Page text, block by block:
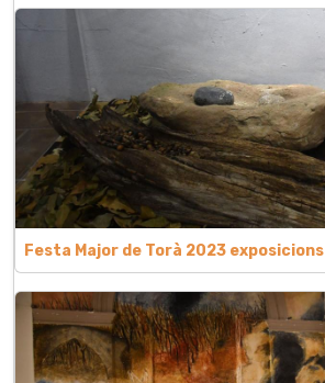
Festa Major de Torà 2023 exposicions